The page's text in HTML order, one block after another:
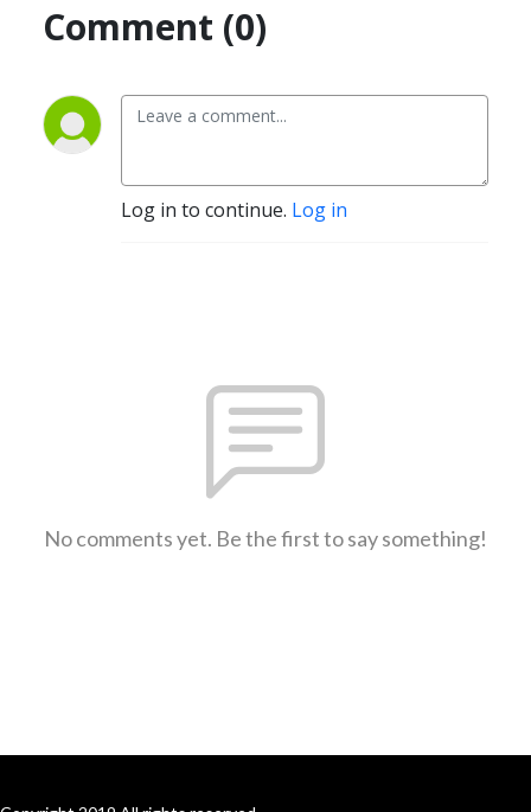
Comment (0)
Log in to continue. Log in
No comments yet. Be the first to say something!